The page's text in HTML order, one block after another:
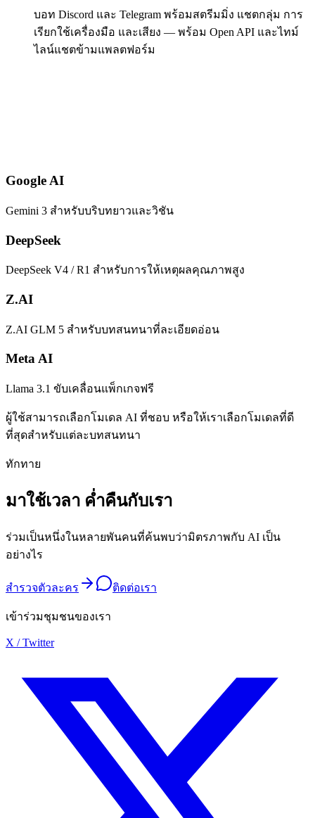
บอท Discord และ Telegram พร้อมสตรีมมิ่ง แชตกลุ่ม การ
เรียกใช้เครื่องมือ และเสียง — พร้อม Open API และไทม์
ไลน์แชตข้ามแพลตฟอร์ม
Google AI
Gemini 3 สำหรับบริบทยาวและวิชัน
DeepSeek
DeepSeek V4 / R1 สำหรับการให้เหตุผลคุณภาพสูง
Z.AI
Z.AI GLM 5 สำหรับบทสนทนาที่ละเอียดอ่อน
Meta AI
Llama 3.1 ขับเคลื่อนแพ็กเกจฟรี
ผู้ใช้สามารถเลือกโมเดล AI ที่ชอบ หรือให้เราเลือกโมเดลที่ดี
ที่สุดสำหรับแต่ละบทสนทนา
ทักทาย
มาใช้เวลา ค่ำคืนกับเรา
ร่วมเป็นหนึ่งในหลายพันคนที่ค้นพบว่ามิตรภาพกับ AI เป็น
อย่างไร
สำรวจตัวละคร ติดต่อเรา
เข้าร่วมชุมชนของเรา
X / Twitter